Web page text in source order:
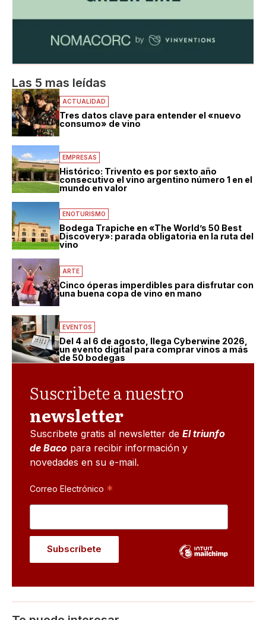
Las 5 mas leídas
ACTUALIDAD
Tres datos clave para entender el «nuevo
consumo» de vino
EMPRESAS
Histórico: Trivento es por sexto año
consecutivo el vino argentino número 1 en el
mundo en valor
ENOTURISMO
Bodega Trapiche en «The World’s 50 Best
Discovery»: parada obligatoria en la ruta del
vino
ARTE
Cinco óperas imperdibles para disfrutar con
una buena copa de vino en mano
EVENTOS
Del 4 al 6 de agosto, llega Cyberwine 2026,
un evento digital para comprar vinos a más
de 50 bodegas
Suscribete a nuestro
newsletter
Suscribete gratis al newsletter de El triunfo
de Baco para recibir información y
novedades en su e-mail.
Correo Electrónico *